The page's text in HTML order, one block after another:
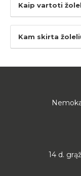
Kaip vartoti
Kam skirta
14 d.